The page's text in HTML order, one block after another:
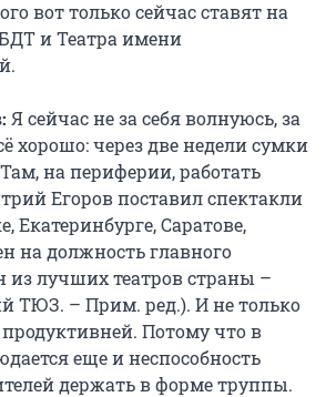
вот только сейчас ставят на
и Театра имени
Я сейчас не за себя волнуюсь, за
хорошо: через две недели сумки
на периферии, работать
Егоров поставил спектакли
Екатеринбурге, Саратове,
на должность главного
из лучших театров страны –
ТЮЗ. – Прим. ред.). И не только
Потому что в
еще и неспособность
держать в форме труппы.